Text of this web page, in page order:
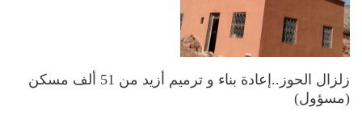
زلزال الحوز..إعادة بناء و ترميم أزيد من 51 ألف مسكن
(مسؤول)